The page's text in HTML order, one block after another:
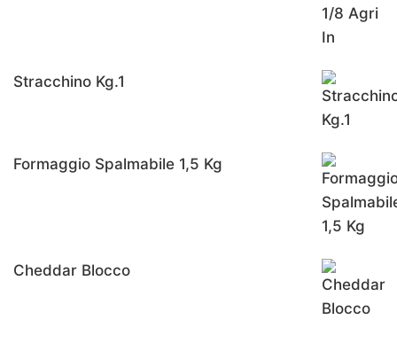
Stracchino Kg.1
Formaggio Spalmabile 1,5 Kg
Cheddar Blocco